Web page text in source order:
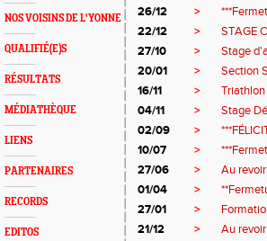
NOS VOISINS DE L'YONNE
QUALIFIÉ(E)S
RÉSULTATS
MÉDIATHÈQUE
LIENS
PARTENAIRES
RECORDS
EDITOS
26/12
>
22/12
>
STAGE
27/10
>
Stage
20/01
>
Section
16/11
>
Triathlon
04/11
>
Stage
02/09
>
10/07
>
27/06
>
Au
01/04
>
27/01
>
21/12
>
Au